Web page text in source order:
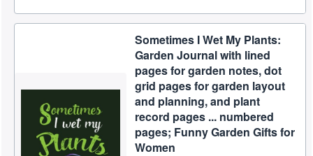
Sometimes I Wet My Plants:
Garden Journal with lined
pages for garden notes, dot
grid pages for garden layout
and planning, and plant
record pages ... numbered
pages; Funny Garden Gifts for
Women